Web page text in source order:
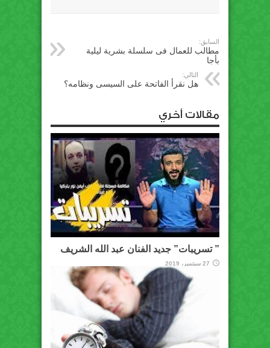
السابق:
مطالب للعمال فى سلسلة بشرية ليلية
بأجا
التالي:
هل نقرأ الفاتحة على السيسى ونظامه؟
مقالات أخري
” تسريبات” جديد الفنان عبد الله الشريف
27 سبتمبر، 2019